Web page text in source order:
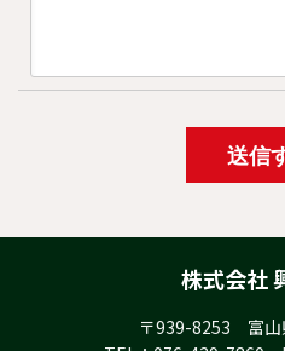
株式会社
〒939-8253 富山